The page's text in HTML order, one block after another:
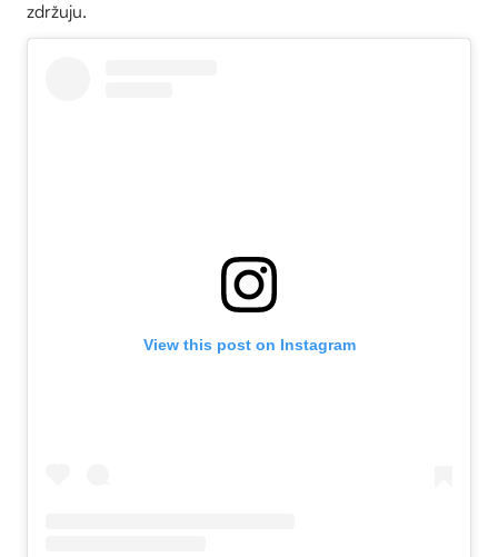
zdržuju.
View this post on Instagram